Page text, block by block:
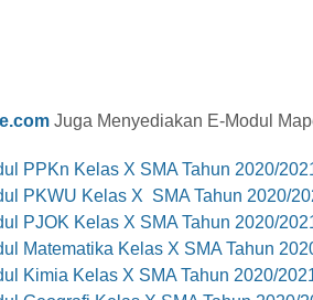
Juga Menyediakan E-Modul
PPKn Kelas X SMA Tahun 2020/
PKWU Kelas X SMA Tahun 2020/
PJOK Kelas X SMA Tahun 2020/
Matematika Kelas X SMA Tahun
Kimia Kelas X SMA Tahun 2020/